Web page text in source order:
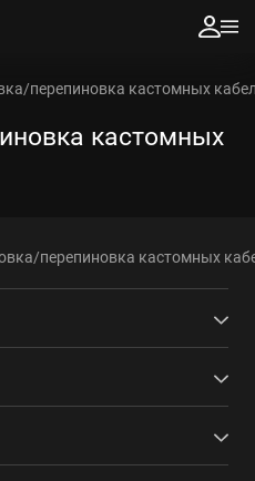
перепиновка кастомных
кастомных
перепиновка кастомных